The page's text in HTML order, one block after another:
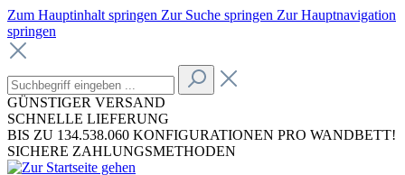
Zum Hauptinhalt springen Zur Suche springen Zur Hauptnavigation
springen
GÜNSTIGER VERSAND
SCHNELLE LIEFERUNG
BIS ZU 134.538.060 KONFIGURATIONEN PRO WANDBETT!
SICHERE ZAHLUNGSMETHODEN